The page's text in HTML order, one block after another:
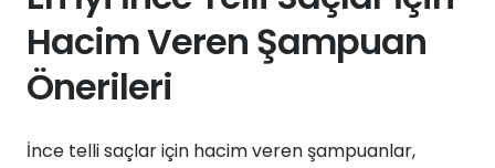
Hacim Veren Şampuan
Önerileri
İnce telli saçlar için hacim veren şampuanlar,